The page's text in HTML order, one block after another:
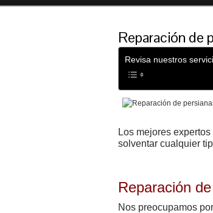
Reparación de
Revisa nuestros
Los mejores expertos
solventar cualquier
Reparación
Nos preocupamos